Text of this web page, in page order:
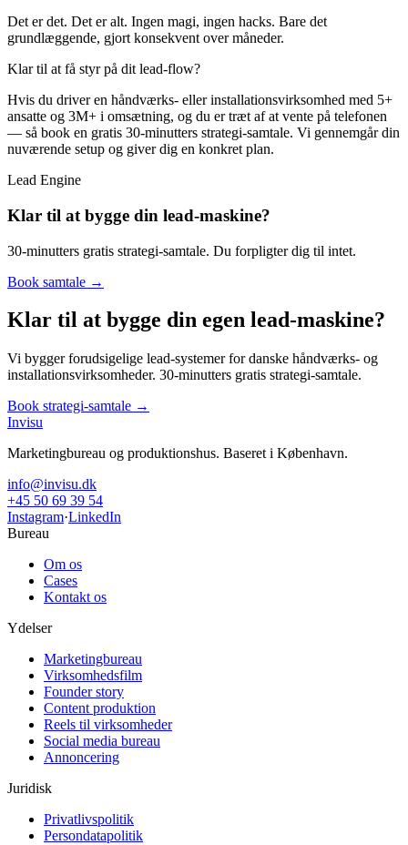
Det er det. Det er alt. Ingen magi, ingen hacks. Bare det
grundlæggende, gjort konsekvent over måneder.
Klar til at få styr på dit lead-flow?
Hvis du driver en håndværks- eller installationsvirksomhed med 5+
ansatte og 3M+ i omsætning, og du er træt af at vente på telefonen
— så book en gratis 30-minutters strategi-samtale. Vi gennemgår din
nuværende setup og giver dig en konkret plan.
Lead Engine
Klar til at bygge din lead-maskine?
30-minutters gratis strategi-samtale. Du forpligter dig til intet.
Book samtale →
Klar til at bygge din egen lead-maskine?
Vi bygger forudsigelige lead-systemer for danske håndværks- og
installationsvirksomheder. 30-minutters gratis strategi-samtale.
Book strategi-samtale →
Invisu
Marketingbureau og produktionshus. Baseret i København.
info@invisu.dk
+45 50 69 39 54
Instagram·LinkedIn
Bureau
Om os
Cases
Kontakt os
Ydelser
Marketingbureau
Virksomhedsfilm
Founder story
Content produktion
Reels til virksomheder
Social media bureau
Annoncering
Juridisk
Privatlivspolitik
Persondatapolitik